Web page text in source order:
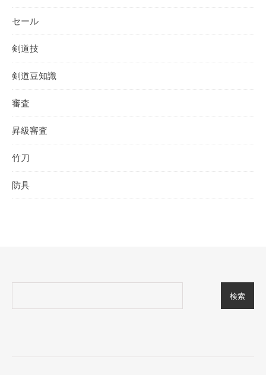
セール
剣道技
剣道豆知識
審査
昇級審査
竹刀
防具
検索